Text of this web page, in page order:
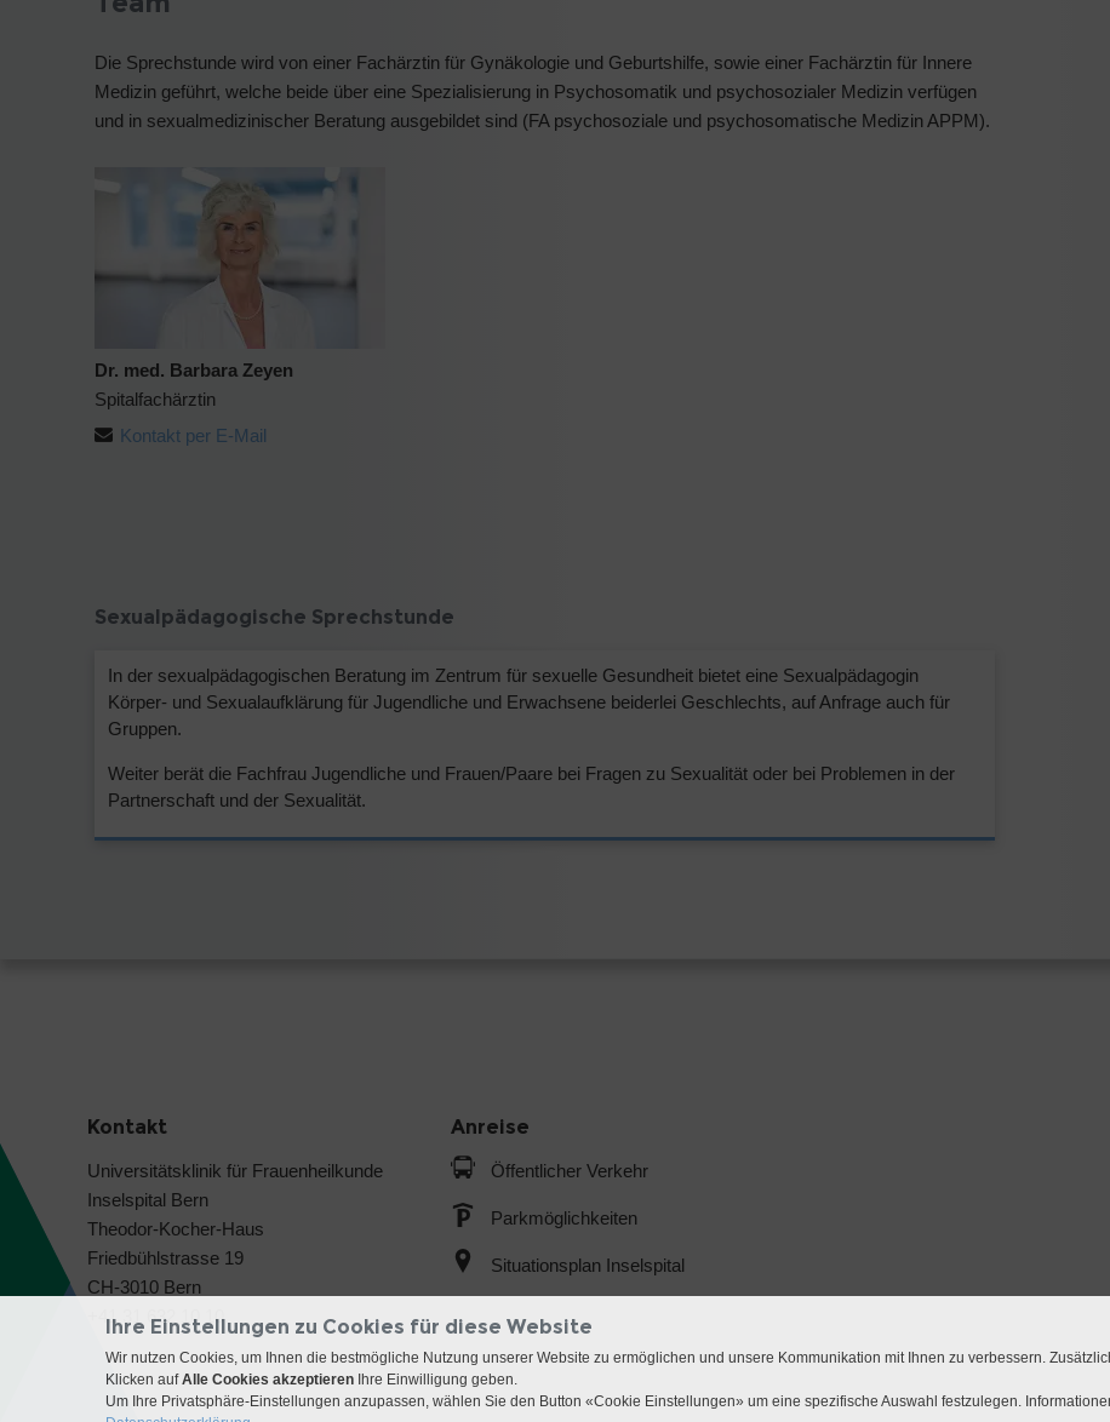
Die Sprechstunde wird von einer Fachärztin für Gynäkologie und Geburtshilfe, sowie einer Fachärztin für Innere
Medizin geführt, welche beide über eine Spezialisierung in Psychosomatik und psychosozialer Medizin verfügen
und in sexualmedizinischer Beratung ausgebildet sind (FA psychosoziale und psychosomatische Medizin APPM).
Dr. med. Barbara Zeyen
Spitalfachärztin
Kontakt per E-Mail
Sexualpädagogische Sprechstunde
In der sexualpädagogischen Beratung im Zentrum für sexuelle Gesundheit bietet eine Sexualpädagogin
Körper- und Sexualaufklärung für Jugendliche und Erwachsene beiderlei Geschlechts, auf Anfrage auch für
Gruppen.
Weiter berät die Fachfrau Jugendliche und Frauen/Paare bei Fragen zu Sexualität oder bei Problemen in der
Partnerschaft und der Sexualität.
Kontakt
Universitätsklinik für Frauenheilkunde
Inselspital Bern
Theodor-Kocher-Haus
Friedbühlstrasse 19
CH-3010 Bern
+41 31 632 10 10
Anreise
Öffentlicher Verkehr
Parkmöglichkeiten
Situationsplan Inselspital
Ihre Einstellungen zu Cookies für diese Website
Wir nutzen Cookies, um Ihnen die bestmögliche Nutzung unserer Website zu ermöglichen und unsere Kommunikation mit Ihnen zu verbessern.
Klicken aufAlle Cookies akzeptieren Ihre Einwilligung geben.
Um Ihre Privatsphäre-Einstellungen anzupassen, wählen Sie den Button «Cookie Einstellungen» um eine spezifische Auswahl festzulegen.